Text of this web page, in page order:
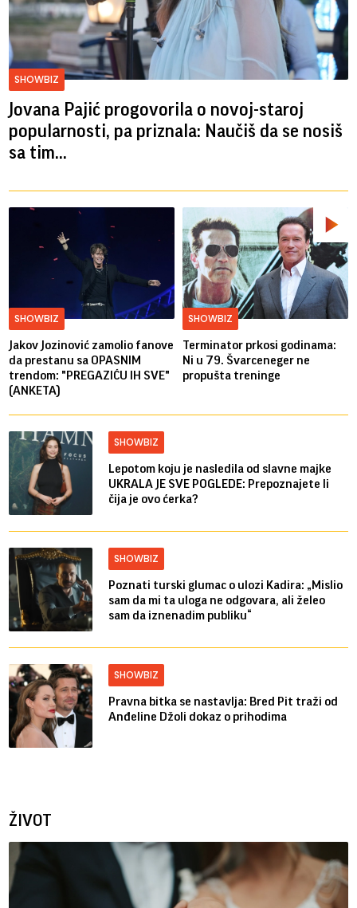
SHOWBIZ
Jovana Pajić progovorila o novoj-staroj
popularnosti, pa priznala: Naučiš da se nosiš
sa tim...
SHOWBIZ
Jakov Jozinović zamolio fanove
da prestanu sa OPASNIM
trendom: "PREGAZIĆU IH SVE"
(ANKETA)
SHOWBIZ
Terminator prkosi godinama:
Ni u 79. Švarceneger ne
propušta treninge
SHOWBIZ
Lepotom koju je nasledila od slavne majke
UKRALA JE SVE POGLEDE: Prepoznajete li
čija je ovo ćerka?
SHOWBIZ
Poznati turski glumac o ulozi Kadira: „Mislio
sam da mi ta uloga ne odgovara, ali želeo
sam da iznenadim publiku“
SHOWBIZ
Pravna bitka se nastavlja: Bred ​​Pit traži od
Anđeline Džoli dokaz o prihodima
ŽIVOT